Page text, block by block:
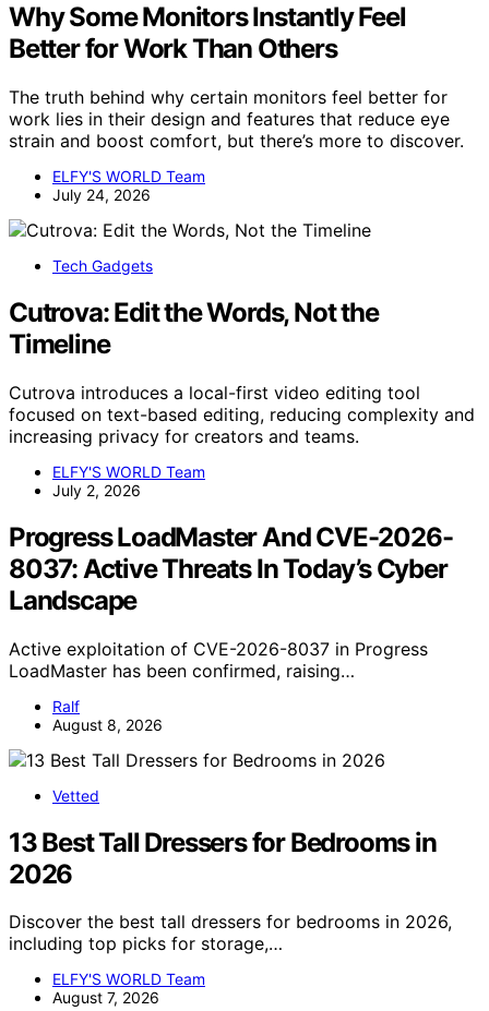
Why Some Monitors Instantly Feel
Better for Work Than Others
The truth behind why certain monitors feel better for
work lies in their design and features that reduce eye
strain and boost comfort, but there’s more to discover.
ELFY'S WORLD Team
July 24, 2026
Tech Gadgets
Cutrova: Edit the Words, Not the
Timeline
Cutrova introduces a local-first video editing tool
focused on text-based editing, reducing complexity and
increasing privacy for creators and teams.
ELFY'S WORLD Team
July 2, 2026
Progress LoadMaster And CVE-2026-
8037: Active Threats In Today’s Cyber
Landscape
Active exploitation of CVE-2026-8037 in Progress
LoadMaster has been confirmed, raising…
Ralf
August 8, 2026
Vetted
13 Best Tall Dressers for Bedrooms in
2026
Discover the best tall dressers for bedrooms in 2026,
including top picks for storage,…
ELFY'S WORLD Team
August 7, 2026